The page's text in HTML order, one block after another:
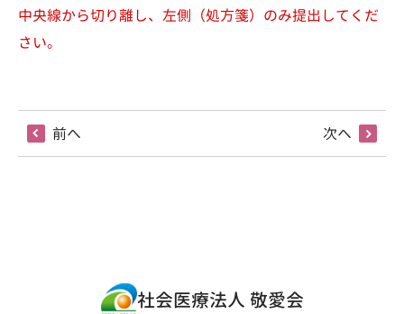
中央線から切り離し、左側（処方箋）のみ提出してくだ
さい。
前へ 次へ
社会医療法人 敬愛会